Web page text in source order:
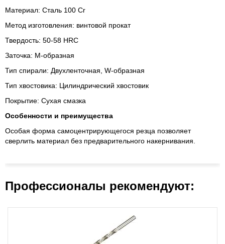
Материал: Сталь 100 Cr
Метод изготовления: винтовой прокат
Твердость: 50-58 HRC
Заточка: М-образная
Тип спирали: Двухленточная, W-образная
Тип хвостовика: Цилиндрический хвостовик
Покрытие: Сухая смазка
Особенности и преимущества
Особая форма самоцентрирующегося резца позволяет
сверлить материал без предварительного накернивания.
Профессионалы рекомендуют: